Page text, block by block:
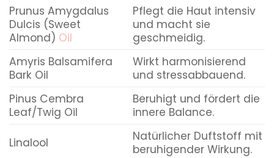
Prunus Amygdalus
Dulcis (Sweet
Almond) Oil
Pflegt die Haut intensiv
und macht sie
geschmeidig.
Amyris Balsamifera
Bark Oil
Wirkt harmonisierend
und stressabbauend.
Pinus Cembra
Leaf/Twig Oil
Beruhigt und fördert die
innere Balance.
Linalool
Natürlicher Duftstoff mit
beruhigender Wirkung.